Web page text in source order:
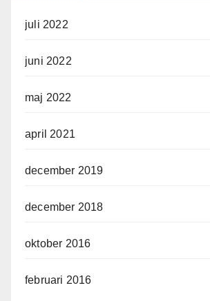
juli 2022
juni 2022
maj 2022
april 2021
december 2019
december 2018
oktober 2016
februari 2016